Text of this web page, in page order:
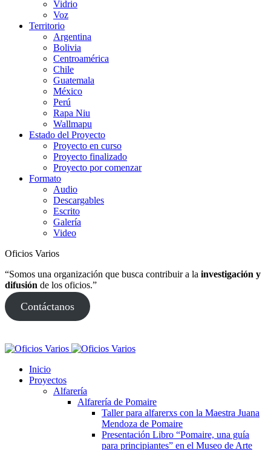
Vidrio
Voz
Territorio
Argentina
Bolivia
Centroamérica
Chile
Guatemala
México
Perú
Rapa Niu
Wallmapu
Estado del Proyecto
Proyecto en curso
Proyecto finalizado
Proyecto por comenzar
Formato
Audio
Descargables
Escrito
Galería
Video
Oficios Varios
“Somos una organización que busca contribuir a la investigación y
difusión de los oficios.”
Contáctanos
Inicio
Proyectos
Alfarería
Alfarería de Pomaire
Taller para alfarerxs con la Maestra Juana
Mendoza de Pomaire
Presentación Libro “Pomaire, una guía
para principiantes” en el Museo de Arte